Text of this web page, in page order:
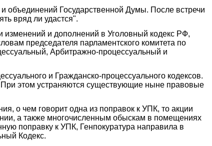
объединений Государственной Думы. После встречи
вряд ли удастся".
и дополнений в Уголовный кодекс РФ,
председателя парламентского комитета по
Арбитражно-процессуальный и
и Гражданско-процессуального кодексов.
При этом устраняются существующие ныне правовые
о чем говорит одна из поправок к УПК, то акции
а также многочисленным обыскам в помещениях
поправку к УПК, Генпокуратура направила в
Кодекс.